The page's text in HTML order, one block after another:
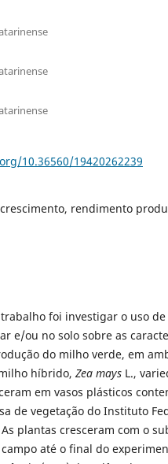
10.36560/19420262239
crescimento, rendimento
foi investigar o uso
e/ou no solo sobre as
do milho verde, em
híbrido, Zea mays L.,
em vasos plásticos
de vegetação do Instituto
plantas cresceram com o
até o final do